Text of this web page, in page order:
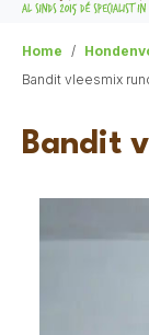
Home
Bandit vleesmix
Bandit